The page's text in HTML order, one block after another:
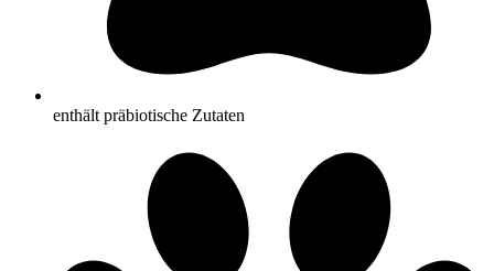
enthält präbiotische Zutaten